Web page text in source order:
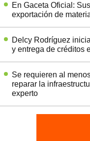
En Gaceta Oficial:
exportación de
Delcy Rodríguez
y entrega de créditos
Se requieren al
reparar la
experto